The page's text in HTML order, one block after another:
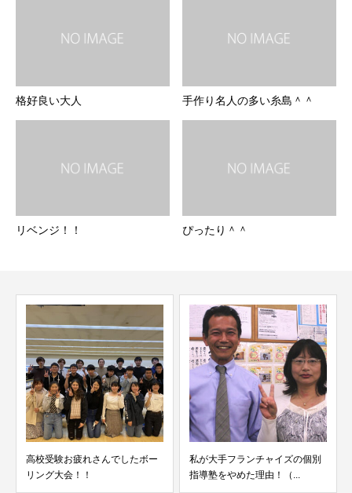
格好良い大人 手作り名人の多い糸島＾＾
リベンジ！！ ぴったり＾＾
高校受験お疲れさんでしたボー
リング大会！！
私が大手フランチャイズの個別
指導塾をやめた理由！（...